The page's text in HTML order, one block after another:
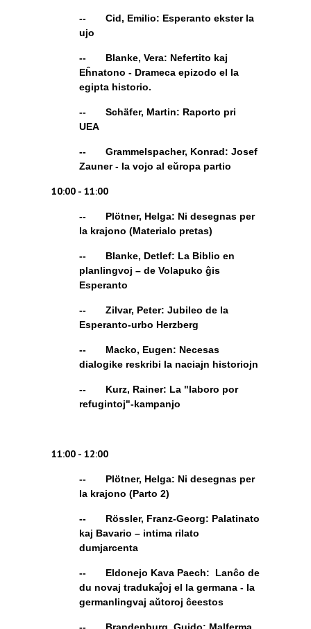
-- Cid, Emilio: Esperanto ekster la
ujo
-- Blanke, Vera: Nefertito kaj
Eĥnatono - Drameca epizodo el la
egipta historio.
-- Schäfer, Martin: Raporto pri
UEA
-- Grammelspacher, Konrad: Josef
Zauner - la vojo al eŭropa partio
10:00 - 11:00
-- Plötner, Helga: Ni desegnas per
la krajono (Materialo pretas)
-- Blanke, Detlef: La Biblio en
planlingvoj – de Volapuko ĝis
Esperanto
-- Zilvar, Peter: Jubileo de la
Esperanto-urbo Herzberg
-- Macko, Eugen: Necesas
dialogike reskribi la naciajn historiojn
-- Kurz, Rainer: La "laboro por
refugintoj"-kampanjo
11:00 - 12:00
-- Plötner, Helga: Ni desegnas per
la krajono (Parto 2)
-- Rössler, Franz-Georg: Palatinato
kaj Bavario – intima rilato
dumjarcenta
-- Eldonejo Kava Paech: Lanĉo de
du novaj tradukaĵoj el la germana - la
germanlingvaj aŭtoroj ĉeestos
-- Brandenburg, Guido: Malferma